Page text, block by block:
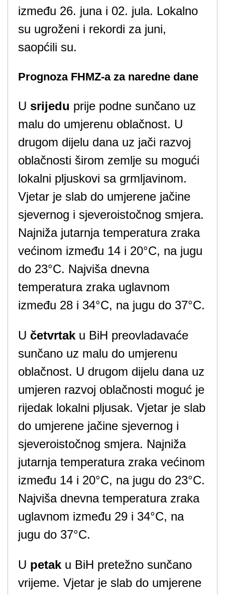
između 26. juna i 02. jula. Lokalno
su ugroženi i rekordi za juni,
saopćili su.
Prognoza FHMZ-a za naredne dane
U srijedu prije podne sunčano uz
malu do umjerenu oblačnost. U
drugom dijelu dana uz jači razvoj
oblačnosti širom zemlje su mogući
lokalni pljuskovi sa grmljavinom.
Vjetar je slab do umjerene jačine
sjevernog i sjeveroistočnog smjera.
Najniža jutarnja temperatura zraka
većinom između 14 i 20°C, na jugu
do 23°C. Najviša dnevna
temperatura zraka uglavnom
između 28 i 34°C, na jugu do 37°C.
U četvrtak u BiH preovladavaće
sunčano uz malu do umjerenu
oblačnost. U drugom dijelu dana uz
umjeren razvoj oblačnosti moguć je
rijedak lokalni pljusak. Vjetar je slab
do umjerene jačine sjevernog i
sjeveroistočnog smjera. Najniža
jutarnja temperatura zraka većinom
između 14 i 20°C, na jugu do 23°C.
Najviša dnevna temperatura zraka
uglavnom između 29 i 34°C, na
jugu do 37°C.
U petak u BiH pretežno sunčano
vrijeme. Vjetar je slab do umjerene